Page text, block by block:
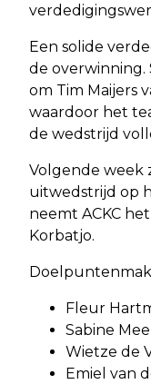
Een solide
de overwinning.
om Tim Maijers
waardoor het
de wedstrijd
Volgende week
uitwedstrijd op
neemt ACKC
Korbatjo.
Fleur
Sabine
Wietze de
Emiel van